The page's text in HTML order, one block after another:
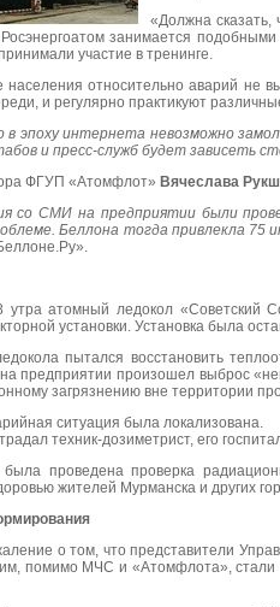
«Должна сказать,
занимается
участие в тренинге.
относительно аварий не
и регулярно практикуют
эпоху интернета невозможно
и пресс-служб будет зависеть
ФГУП «Атомфлот» Вячеслава
со СМИ на предприятии были
Беллона тогда привлекла
атомный ледокол «Советский
установки. Установка была
пытался восстановить
предприятии произошел выброс
загрязнению вне территории
ситуация была локализована.
техник-дозиметрист, его
проведена проверка
жителей Мурманска и других
о том, что представители
помимо МЧС и «Атомфлота»,